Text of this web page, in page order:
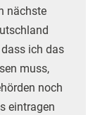
nächste
ich das
muss,
noch
eintragen